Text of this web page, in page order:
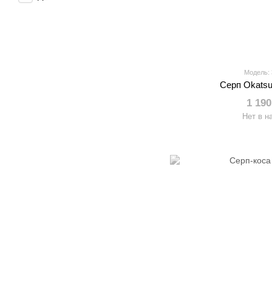
Модель:
Серп
1
Нет в